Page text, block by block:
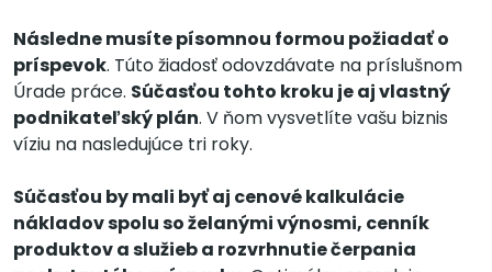
Následne musíte písomnou formou požiadať o
príspevok. Túto žiadosť odovzdávate na príslušnom
Úrade práce. Súčasťou tohto kroku je aj vlastný
podnikateľský plán. V ňom vysvetlíte vašu biznis
víziu na nasledujúce tri roky.
Súčasťou by mali byť aj cenové kalkulácie
nákladov spolu so želanými výnosmi, cenník
produktov a služieb a rozvrhnutie čerpania